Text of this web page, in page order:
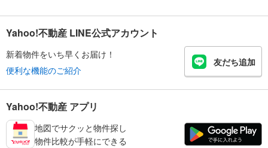
Yahoo!不動産 LINE公式アカウント
新着物件をいち早くお届け！
便利な機能のご紹介
友だち追加
Yahoo!不動産 アプリ
地図でサクッと物件探し
物件比較が手軽にできる